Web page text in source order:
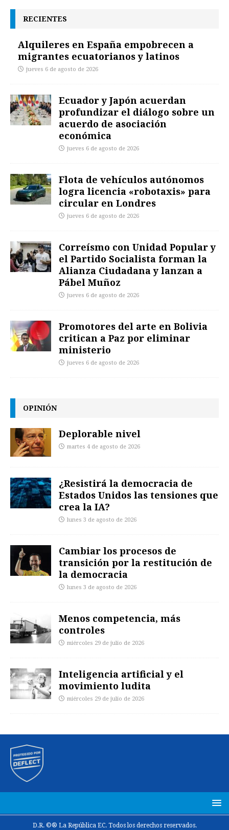
RECIENTES
Alquileres en España empobrecen a
migrantes ecuatorianos y latinos
jueves 6 de agosto de 2026
Ecuador y Japón acuerdan
profundizar el diálogo sobre un
acuerdo de asociación
económica
jueves 6 de agosto de 2026
Flota de vehículos autónomos
logra licencia «robotaxis» para
circular en Londres
jueves 6 de agosto de 2026
Correísmo con Unidad Popular y
el Partido Socialista forman la
Alianza Ciudadana y lanzan a
Pábel Muñoz
jueves 6 de agosto de 2026
Promotores del arte en Bolivia
critican a Paz por eliminar
ministerio
jueves 6 de agosto de 2026
OPINIÓN
Deplorable nivel
martes 4 de agosto de 2026
¿Resistirá la democracia de
Estados Unidos las tensiones que
crea la IA?
lunes 3 de agosto de 2026
Cambiar los procesos de
transición por la restitución de
la democracia
lunes 3 de agosto de 2026
Menos competencia, más
controles
miércoles 29 de julio de 2026
Inteligencia artificial y el
movimiento ludita
miércoles 29 de julio de 2026
D.R. ©® La República EC. Todos los derechos reservados.